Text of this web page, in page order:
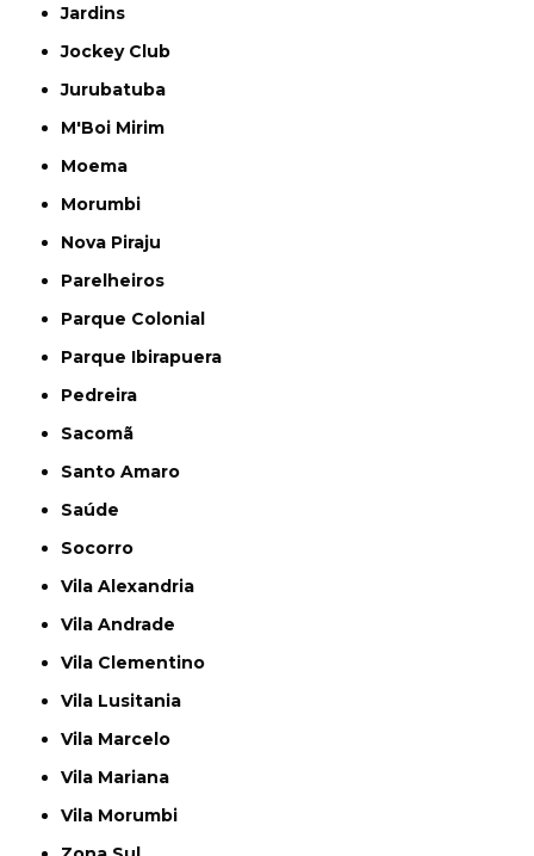
Jardins
Jockey Club
Jurubatuba
M'Boi Mirim
Moema
Morumbi
Nova Piraju
Parelheiros
Parque Colonial
Parque Ibirapuera
Pedreira
Sacomã
Santo Amaro
Saúde
Socorro
Vila Alexandria
Vila Andrade
Vila Clementino
Vila Lusitania
Vila Marcelo
Vila Mariana
Vila Morumbi